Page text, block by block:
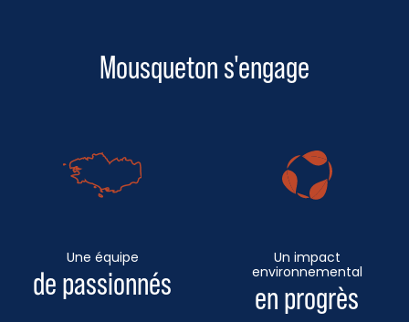
Mousqueton s'engage
Une équipe
de passionnés
Un impact
environnemental
en progrès